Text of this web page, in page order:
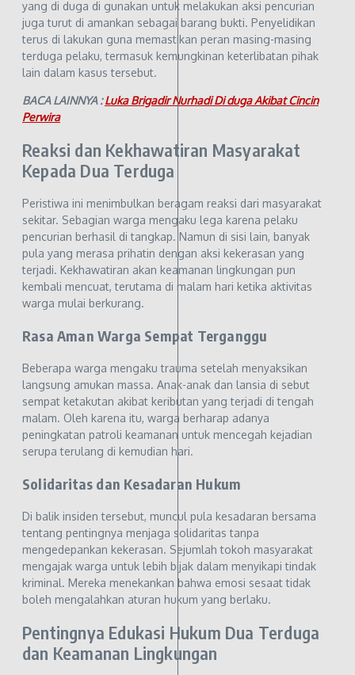
yang di duga di gunakan untuk melakukan aksi pencurian
juga turut di amankan sebagai barang bukti. Penyelidikan
terus di lakukan guna memastikan peran masing-masing
terduga pelaku, termasuk kemungkinan keterlibatan pihak
lain dalam kasus tersebut.
BACA LAINNYA :Luka Brigadir Nurhadi Di duga Akibat Cincin
Perwira
Reaksi dan Kekhawatiran Masyarakat
Kepada Dua Terduga
Peristiwa ini menimbulkan beragam reaksi dari masyarakat
sekitar. Sebagian warga mengaku lega karena pelaku
pencurian berhasil di tangkap. Namun di sisi lain, banyak
pula yang merasa prihatin dengan aksi kekerasan yang
terjadi. Kekhawatiran akan keamanan lingkungan pun
kembali mencuat, terutama di malam hari ketika aktivitas
warga mulai berkurang.
Rasa Aman Warga Sempat Terganggu
Beberapa warga mengaku trauma setelah menyaksikan
langsung amukan massa. Anak-anak dan lansia di sebut
sempat ketakutan akibat keributan yang terjadi di tengah
malam. Oleh karena itu, warga berharap adanya
peningkatan patroli keamanan untuk mencegah kejadian
serupa terulang di kemudian hari.
Solidaritas dan Kesadaran Hukum
Di balik insiden tersebut, muncul pula kesadaran bersama
tentang pentingnya menjaga solidaritas tanpa
mengedepankan kekerasan. Sejumlah tokoh masyarakat
mengajak warga untuk lebih bijak dalam menyikapi tindak
kriminal. Mereka menekankan bahwa emosi sesaat tidak
boleh mengalahkan aturan hukum yang berlaku.
Pentingnya Edukasi Hukum Dua Terduga
dan Keamanan Lingkungan